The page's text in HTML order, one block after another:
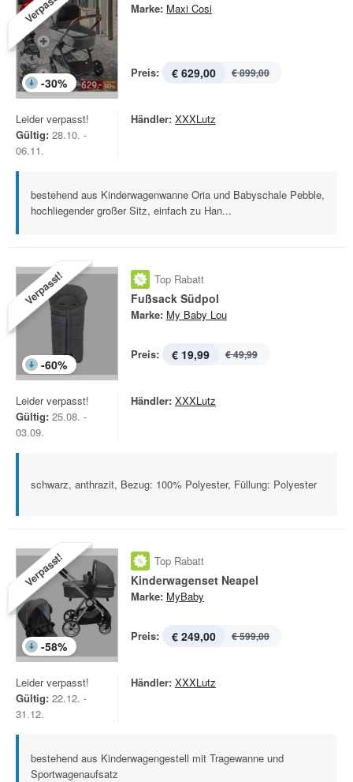
-30%
Marke: Maxi Cosi
Preis: € 629,00 € 899,00
Leider verpasst!
Gültig: 28.10. -
06.11.
Händler: XXXLutz
bestehend aus Kinderwagenwanne Oria und Babyschale Pebble,
hochliegender großer Sitz, einfach zu Han...
Verpasst!
-60%
Top Rabatt
Fußsack Südpol
Marke: My Baby Lou
Preis: € 19,99 € 49,99
Leider verpasst!
Gültig: 25.08. -
03.09.
Händler: XXXLutz
schwarz, anthrazit, Bezug: 100% Polyester, Füllung: Polyester
Verpasst!
-58%
Top Rabatt
Kinderwagenset Neapel
Marke: MyBaby
Preis: € 249,00 € 599,00
Leider verpasst!
Gültig: 22.12. -
31.12.
Händler: XXXLutz
bestehend aus Kinderwagengestell mit Tragewanne und
Sportwagenaufsatz